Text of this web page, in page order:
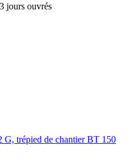
jours ouvrés
trépied de chantier BT 150